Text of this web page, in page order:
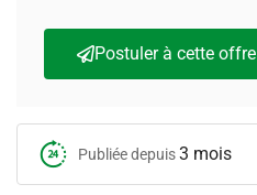
Postuler à cette offre
Publiée depuis3 mois